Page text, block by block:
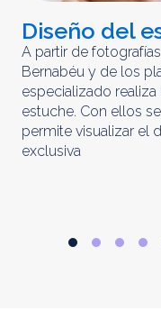
Diseño del
A partir de
Bernabéu y de los
especializado
estuche. Con ellos
permite visualizar el
exclusiva